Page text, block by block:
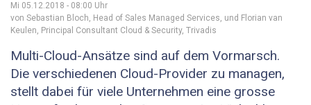
Mi 05.12.2018 - 08:00 Uhr
von Sebastian Bloch, Head of Sales Managed Services, und Florian van
Keulen, Principal Consultant Cloud & Security, Trivadis
Multi-Cloud-Ansätze sind auf dem Vormarsch.
Die verschiedenen Cloud-Provider zu managen,
stellt dabei für viele Unternehmen eine grosse